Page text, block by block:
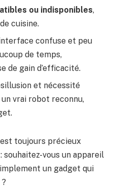
ou indisponibles,
cuisine.
confuse et peu
de temps,
de gain d’efficacité.
et nécessité
vrai robot reconnu,
toujours précieux
souhaitez-vous un appareil
un gadget qui